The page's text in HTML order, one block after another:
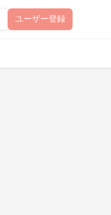
ユーザー登録